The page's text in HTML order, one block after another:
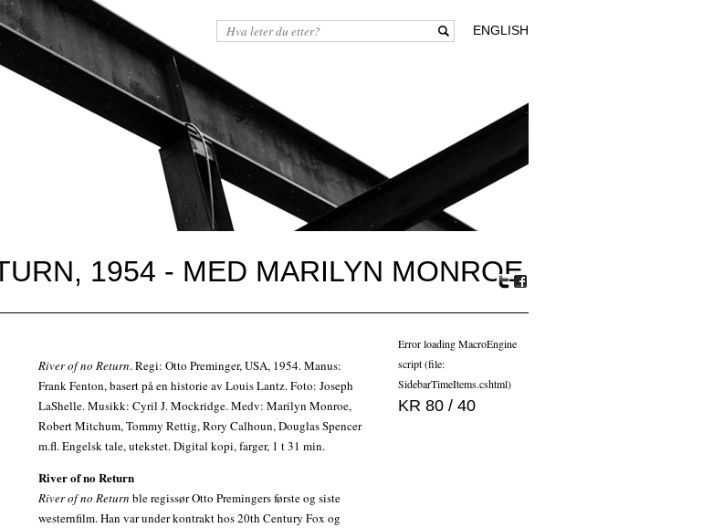
ENGLISH
1954 - MED MARILYN MONROE
r
oo
River of no Return. Regi: Otto Preminger, USA, 1954. Manus:
Frank Fenton, basert på en historie av Louis Lantz. Foto: Joseph
LaShelle. Musikk: Cyril J. Mockridge. Medv: Marilyn Monroe,
Robert Mitchum, Tommy Rettig, Rory Calhoun, Douglas Spencer
m.fl. Engelsk tale, utekstet. Digital kopi, farger, 1 t 31 min.
River of no Return
River of no Return ble regissør Otto Premingers første og siste
westernfilm. Han var under kontrakt hos 20th Century Fox og
Error loading MacroEngine
script (file:
SidebarTimeItems.cshtml)
KR 80 / 40